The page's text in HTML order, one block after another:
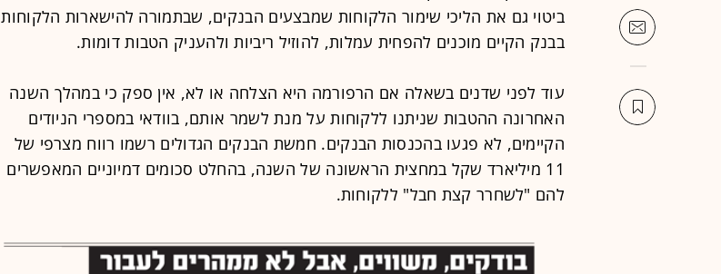
ביטוי גם את הליכי שימור הלקוחות שמבצעים הבנקים, שבתמורה להישארות הלקוחות
בבנק הקיים מוכנים להפחית עמלות, להוזיל ריביות ולהעניק הטבות דומות.
עוד לפני שדנים בשאלה אם הרפורמה היא הצלחה או לא, אין ספק כי במהלך השנה
האחרונה ההטבות שניתנו ללקוחות על מנת לשמר אותם, בוודאי במספרי הניודים
הקיימים, לא פגעו בהכנסות הבנקים. חמשת הבנקים הגדולים רשמו רווח מצרפי של
11 מיליארד שקל במחצית הראשונה של השנה, בהחלט סכומים דמיוניים המאפשרים
להם "לשחרר קצת חבל" ללקוחות.